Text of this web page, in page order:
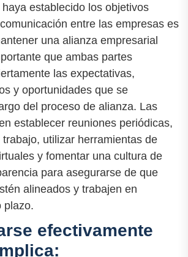
establecido los objetivos
entre las empresas es
una alianza empresarial
que ambas partes
las expectativas,
y oportunidades que se
del proceso de alianza. Las
establecer reuniones periódicas,
utilizar herramientas de
y fomentar una cultura de
para asegurarse de que
alineados y trabajen en
plazo.
efectivamente